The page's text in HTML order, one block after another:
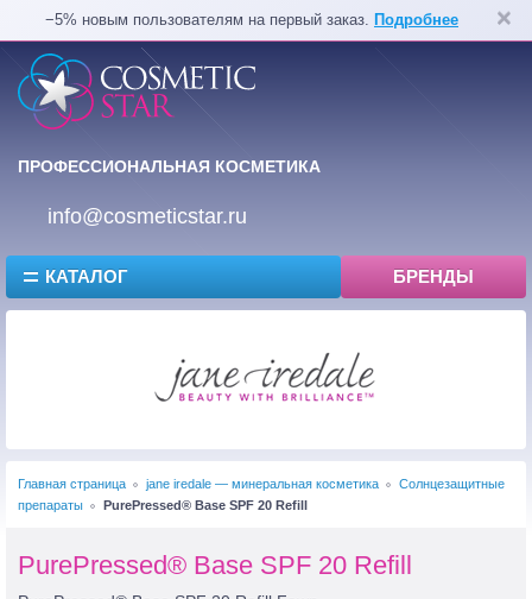
−5% новым пользователям на первый заказ. Подробнее
ПРОФЕССИОНАЛЬНАЯ КОСМЕТИКА
info@cosmeticstar.ru
КАТАЛОГ БРЕНДЫ
Главная страница jane iredale — минеральная косметика
Солнцезащитные
препараты
PurePressed® Base SPF 20 Refill
PurePressed® Base SPF 20 Refill